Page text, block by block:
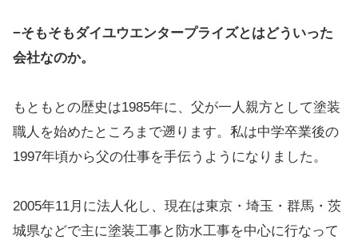
−そもそもダイユウエンタープライズとはどういった
会社なのか。
もともとの歴史は1985年に、父が一人親方として塗装
職人を始めたところまで遡ります。私は中学卒業後の
1997年頃から父の仕事を手伝うようになりました。
2005年11月に法人化し、現在は東京・埼玉・群馬・茨
城県などで主に塗装工事と防水工事を中心に行なって